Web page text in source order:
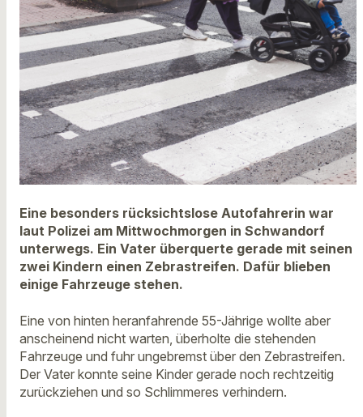
Eine besonders rücksichtslose Autofahrerin war
laut Polizei am Mittwochmorgen in Schwandorf
unterwegs. Ein Vater überquerte gerade mit seinen
zwei Kindern einen Zebrastreifen. Dafür blieben
einige Fahrzeuge stehen.
Eine von hinten heranfahrende 55-Jährige wollte aber
anscheinend nicht warten, überholte die stehenden
Fahrzeuge und fuhr ungebremst über den Zebrastreifen.
Der Vater konnte seine Kinder gerade noch rechtzeitig
zurückziehen und so Schlimmeres verhindern.